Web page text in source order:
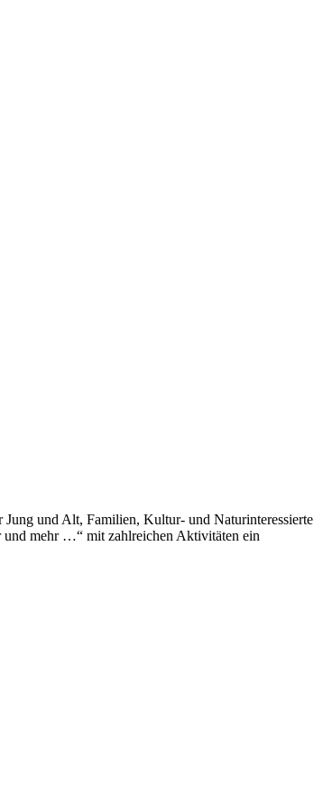
Jung und Alt, Familien, Kultur- und Naturinteressierte
und mehr …“ mit zahlreichen Aktivitäten ein